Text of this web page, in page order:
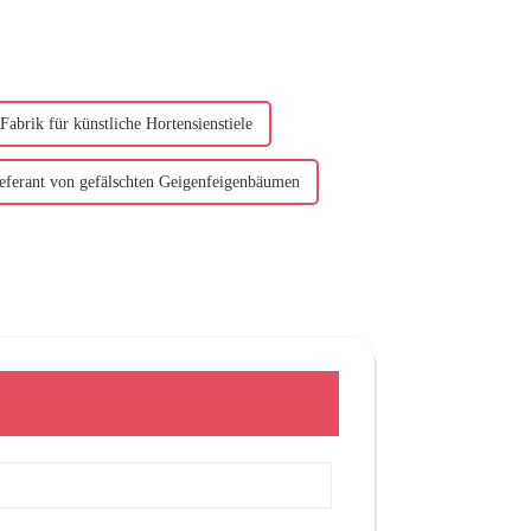
Fabrik für künstliche Hortensienstiele
von gefälschten Geigenfeigenbäumen